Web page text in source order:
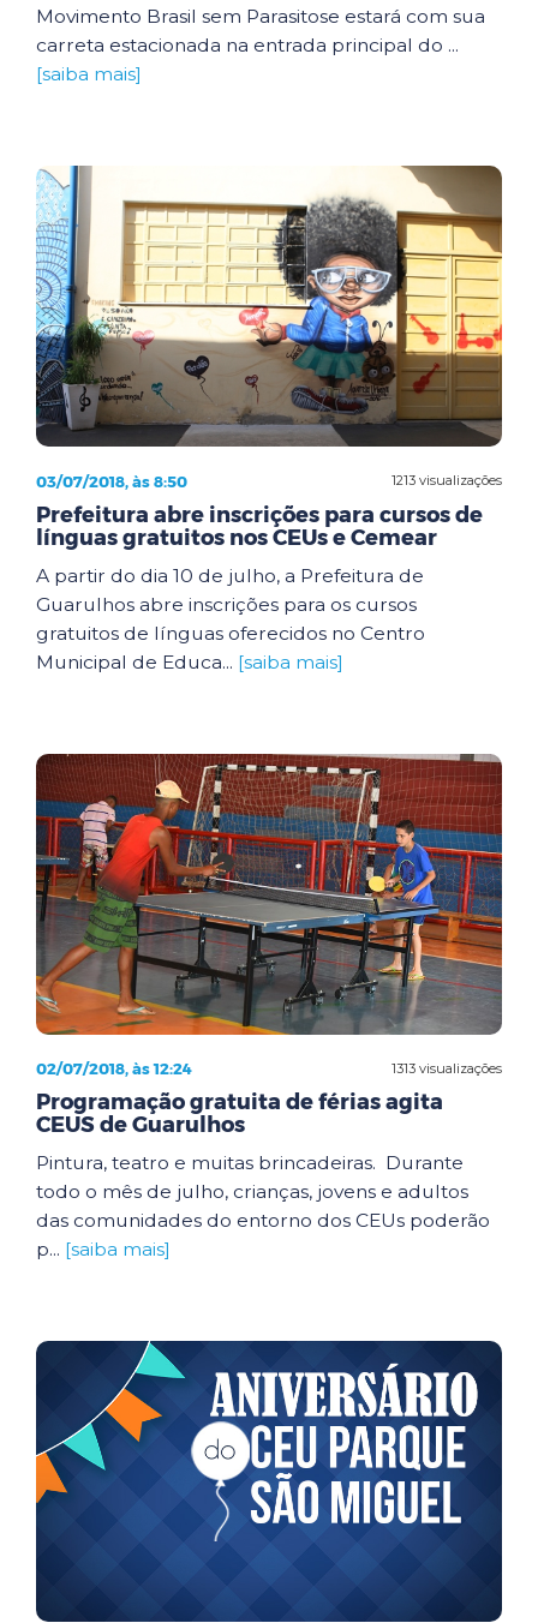
Movimento Brasil sem Parasitose estará com sua
carreta estacionada na entrada principal do ...
[saiba mais]
1213 visualizações
03/07/2018, às 8:50
Prefeitura abre inscrições para cursos de
línguas gratuitos nos CEUs e Cemear
A partir do dia 10 de julho, a Prefeitura de
Guarulhos abre inscrições para os cursos
gratuitos de línguas oferecidos no Centro
Municipal de Educa... [saiba mais]
1313 visualizações
02/07/2018, às 12:24
Programação gratuita de férias agita
CEUS de Guarulhos
Pintura, teatro e muitas brincadeiras. Durante
todo o mês de julho, crianças, jovens e adultos
das comunidades do entorno dos CEUs poderão
p... [saiba mais]